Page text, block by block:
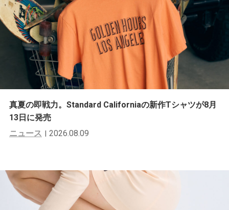
真夏の即戦力。Standard Californiaの新作Tシャツが8月
13日に発売
ニュース
2026.08.09